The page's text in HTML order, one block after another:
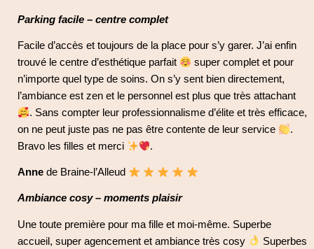
Parking facile – centre complet
Facile d’accès et toujours de la place pour s’y garer. J’ai enfin
trouvé le centre d’esthétique parfait
super complet et pour
n’importe quel type de soins. On s’y sent bien directement,
l’ambiance est zen et le personnel est plus que très attachant
. Sans compter leur professionnalisme d’élite et très efficace,
on ne peut juste pas ne pas être contente de leur service
.
Bravo les filles et merci
.
Anne de Braine-l’Alleud
Ambiance cosy – moments plaisir
Une toute première pour ma fille et moi-même. Superbe
accueil, super agencement et ambiance très cosy
Superbes